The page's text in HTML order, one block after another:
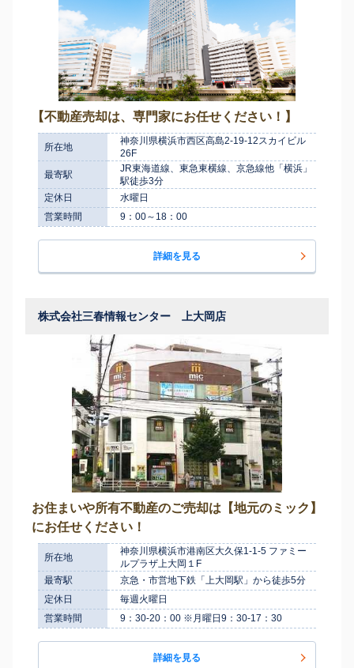
【不動産売却は、専門家にお任せください！】
所在地
神奈川県横浜市西区高島2-19-12スカイビル
26F
最寄駅
JR東海道線、東急東横線、京急線他「横浜」
駅徒歩3分
定休日
水曜日
営業時間
9：00～18：00
詳細を見る
株式会社三春情報センター 上大岡店
お住まいや所有不動産のご売却は【地元のミック】
にお任せください！
所在地
神奈川県横浜市港南区大久保1-1-5 ファミー
ルプラザ上大岡１F
最寄駅
京急・市営地下鉄「上大岡駅」から徒歩5分
定休日
毎週火曜日
営業時間
9：30-20：00 ※月曜日9：30-17：30
詳細を見る